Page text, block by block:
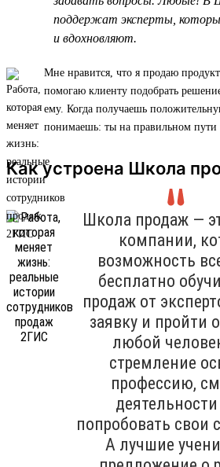
поддержат эксперты,
и вдохновляют.
Мне нравится, что я продаю
помогаю клиенту подобрать
ему. Когда получаешь
понимаешь: ты на правильном пути
Как устроена Школа
Школа продаж —
компании,
возможность
бесплатно
продаж от
заявку и пройти
любой
стремление
профессию,
попробовать свои
А лучшие